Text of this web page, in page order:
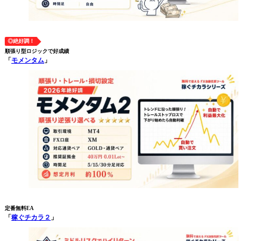
◎絶好調！
順張り型ロジックで好成績
「 モメンタム 」
定番無料EA
「 稼ぐチカラ２ 」